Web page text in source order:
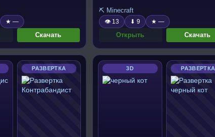
★ —
Скачать
⛏️ Minecraft
👁 13 ⬇ 9 ★ —
Открыть Скачать
РАЗВЕРТКА 3D РАЗВЕРТКА